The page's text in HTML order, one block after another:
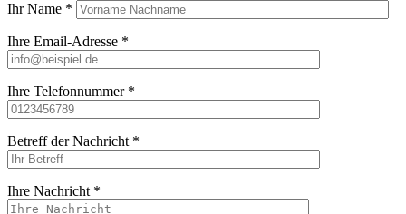
Ihr Name *
Ihre Email-Adresse *
Ihre Telefonnummer *
Betreff der Nachricht *
Ihre Nachricht *